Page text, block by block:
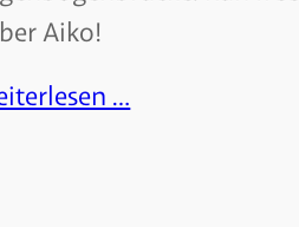
Aiko!
…